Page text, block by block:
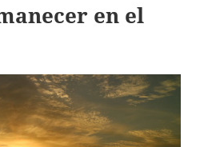
en el